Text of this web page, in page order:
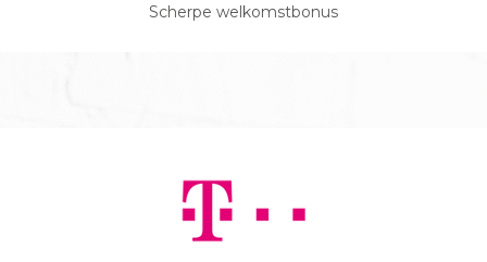
Scherpe welkomstbonus